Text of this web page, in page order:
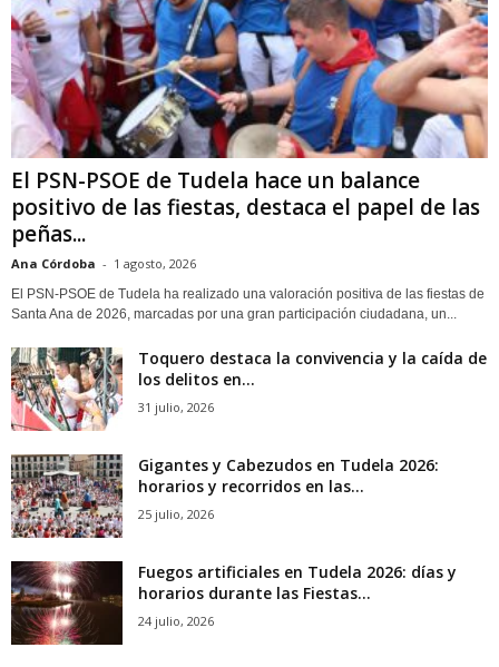
El PSN-PSOE de Tudela hace un balance
positivo de las fiestas, destaca el papel de las
peñas...
Ana Córdoba - 1 agosto, 2026
El PSN-PSOE de Tudela ha realizado una valoración positiva de las fiestas de
Santa Ana de 2026, marcadas por una gran participación ciudadana, un...
Toquero destaca la convivencia y la caída de
los delitos en...
31 julio, 2026
Gigantes y Cabezudos en Tudela 2026:
horarios y recorridos en las...
25 julio, 2026
Fuegos artificiales en Tudela 2026: días y
horarios durante las Fiestas...
24 julio, 2026